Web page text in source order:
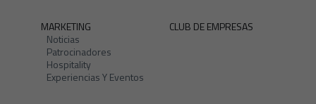
MARKETING
Noticias
Patrocinadores
Hospitality
Experiencias Y Eventos
CLUB DE EMPRESAS